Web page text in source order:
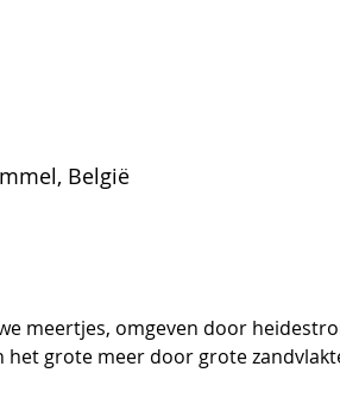
België
meertjes, omgeven door
grote meer door grote